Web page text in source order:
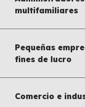
multifamiliares
Pequeñas
fines de lucro
Comercio e